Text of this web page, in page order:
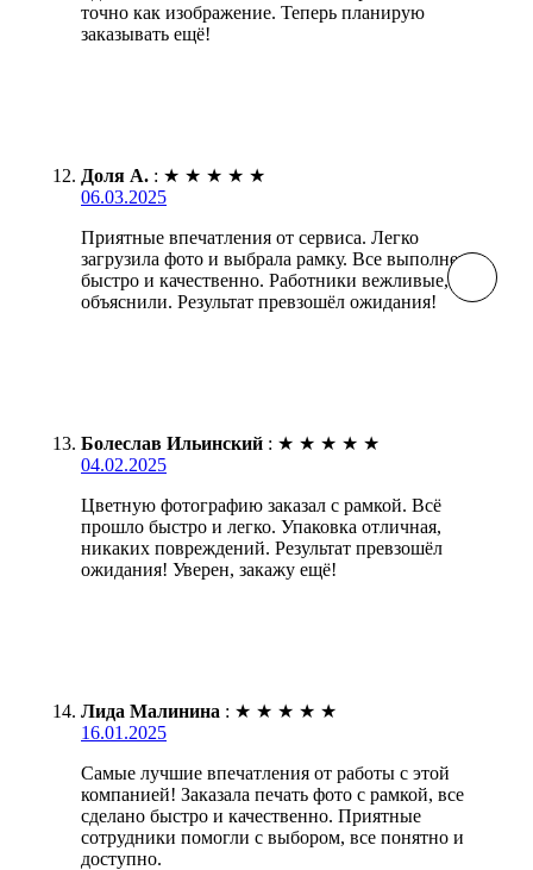
точно как изображение. Теперь планирую
заказывать ещё!
Доля А. : ★ ★ ★ ★ ★
06.03.2025
Приятные впечатления от сервиса. Легко
загрузила фото и выбрала рамку. Все выполнено
быстро и качественно. Работники вежливые, всё
объяснили. Результат превзошёл ожидания!
Болеслав Ильинский : ★ ★ ★ ★ ★
04.02.2025
Цветную фотографию заказал с рамкой. Всё
прошло быстро и легко. Упаковка отличная,
никаких повреждений. Результат превзошёл
ожидания! Уверен, закажу ещё!
Лида Малинина : ★ ★ ★ ★ ★
16.01.2025
Самые лучшие впечатления от работы с этой
компанией! Заказала печать фото с рамкой, все
сделано быстро и качественно. Приятные
сотрудники помогли с выбором, все понятно и
доступно.